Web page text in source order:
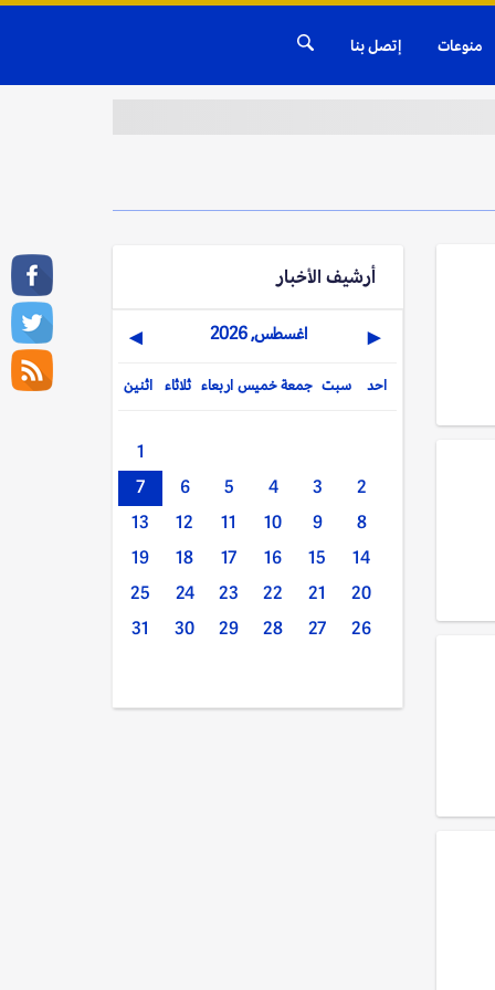
منوعات إتصل بنا
أرشيف الأخبار
◀ اغسطس, 2026 ▶
اثنين ثلاثاء اربعاء خميس جمعة سبت احد
1
2
3
4
5
6
7
8
9
10
11
12
13
14
15
16
17
18
19
20
21
22
23
24
25
26
27
28
29
30
31